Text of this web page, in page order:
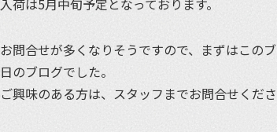
お問合せが多くなりそうですので、まずはこの
日のブログでした。
ご興味のある方は、スタッフまでお問合せくだ